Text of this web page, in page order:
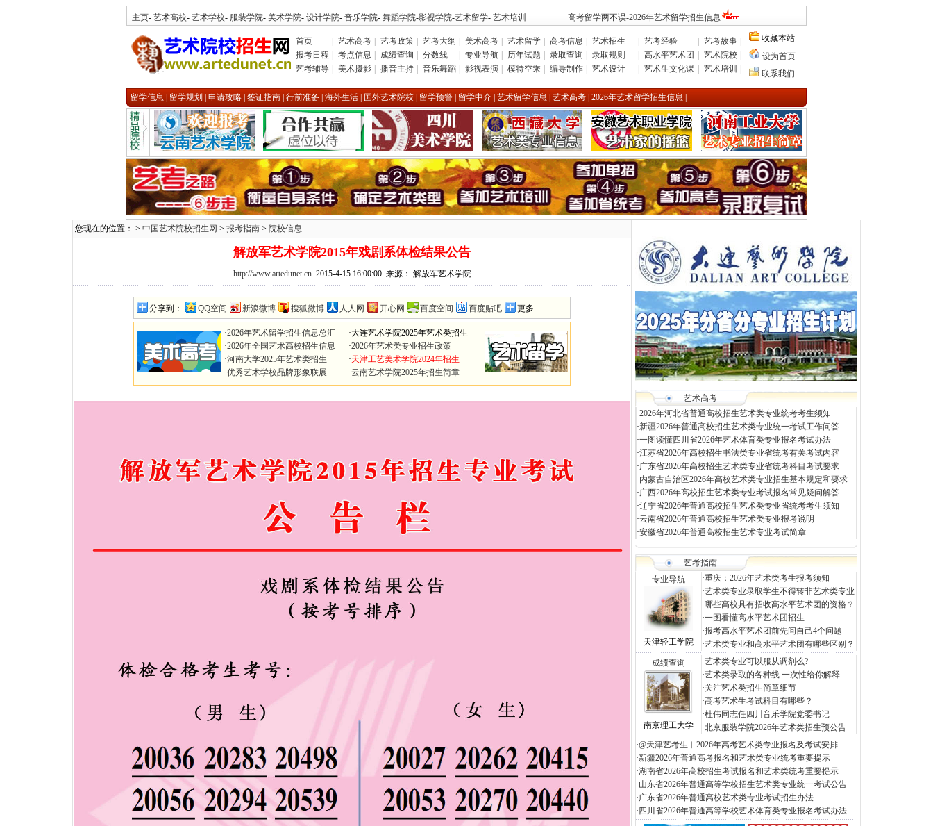
主页- 艺术高校- 艺术学校- 服装学院- 美术学院- 设计学院- 音乐学院- 舞蹈学院-影视学院-艺术留学- 艺术培训 高考留学两不误-2026年艺术留学招生信息
首页 艺术高考 艺考政策 艺考大纲 美术高考 艺术留学 高考信息 艺术招生 艺考经验 艺考故事
报考日程
考点信息 成绩查询 分数线 专业导航 历年试题 录取查询 录取规则 高水平艺术团 艺术院校
艺考辅导
美术摄影 播音主持 音乐舞蹈 影视表演 模特空乘 编导制作 艺术设计 艺术生文化课 艺术培训
收藏本站
设为首页
联系我们
留学信息 留学规划 申请攻略 签证指南 行前准备 海外生活 国外艺术院校 留学预警 留学中介 艺术留学信息 艺术高考 2026年艺术留学招生信息
您现在的位置： > 中国艺术院校招生网 > 报考指南 > 院校信息
解放军艺术学院2015年戏剧系体检结果公告
http://www.artedunet.cn2015-4-15 16:00:00 来源： 解放军艺术学院
分享到： QQ空间 新浪微博 搜狐微博 人人网 开心网 百度空间 百度贴吧 更多
·2026年艺术留学招生信息总汇
·2026年全国艺术高校招生信息
·河南大学2025年艺术类招生
·优秀艺术学校品牌形象联展
·大连艺术学院2025年艺术类招生
·2026年艺术类专业招生政策
·天津工艺美术学院2024年招生
·云南艺术学院2025年招生简章
艺术高考
·2026年河北省普通高校招生艺术类专业统考考生须知
·新疆2026年普通高校招生艺术类专业统一考试工作问答
·一图读懂四川省2026年艺术体育类专业报名考试办法
·江苏省2026年高校招生书法类专业省统考有关考试内容
·广东省2026年高校招生艺术类专业省统考科目考试要求
·内蒙古自治区2026年高校艺术类专业招生基本规定和要求
·广西2026年高校招生艺术类专业考试报名常见疑问解答
·辽宁省2026年普通高校招生艺术类专业省统考考生须知
·云南省2026年普通高校招生艺术类专业报考说明
·安徽省2026年普通高校招生艺术专业考试简章
艺考指南
专业导航
天津轻工学院
·重庆：2026年艺术类考生报考须知
·艺术类专业录取学生不得转非艺术类专业
·哪些高校具有招收高水平艺术团的资格？
·一图看懂高水平艺术团招生
·报考高水平艺术团前先问自己4个问题
·艺术类专业和高水平艺术团有哪些区别？
成绩查询
南京理工大学
·艺术类专业可以服从调剂么?
·艺术类录取的各种线 一次性给你解释…
·关注艺术类招生简章细节
·高考艺术生考试科目有哪些？
·杜伟同志任四川音乐学院党委书记
·北京服装学院2026年艺术类招生预公告
·@天津艺考生︱2026年高考艺术类专业报名及考试安排
·新疆2026年普通高考报名和艺术类专业统考重要提示
·湖南省2026年高校招生考试报名和艺术类统考重要提示
·山东省2026年普通高等学校招生艺术类专业统一考试公告
·广东省2026年普通高校艺术类专业考试招生办法
· 四川省2026年普通高等学校艺术体育类专业报名考试办法